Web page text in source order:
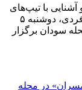
با تیپ‌های
شخصیتی» با هدف ارتقای سلامت روان و رشد فردی، دوشنبه ۵
محله سودان برگزار